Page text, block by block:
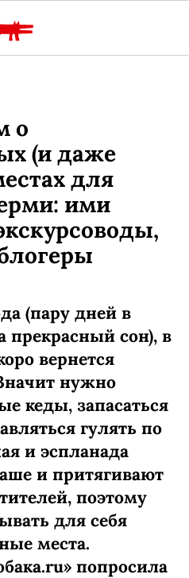
о
(и даже
для
ими
(пару дней в
прекрасный сон), в
вернется
нужно
кеды, запасаться
гулять по
и эспланада
и притягивают
поэтому
для себя
места.
попросила